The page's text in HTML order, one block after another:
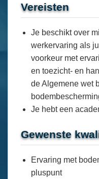
Vereisten
Je beschikt over
werkervaring als
voorkeur met
en toezicht- en
de Algemene wet
Je hebt een
Gewenste
Ervaring met
pluspunt